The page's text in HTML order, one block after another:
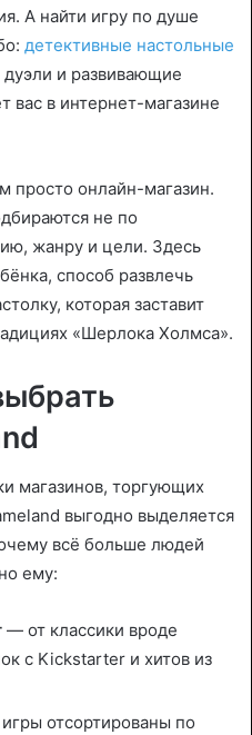
А найти игру по душе
детективные настольные
дуэли и развивающие
вас в интернет-магазине
просто онлайн-магазин.
не по
жанру и цели. Здесь
способ развлечь
которая заставит
«Шерлока Холмса».
магазинов, торгующих
выгодно выделяется
всё больше людей
ему:
— от классики вроде
с Kickstarter и хитов из
отсортированы по